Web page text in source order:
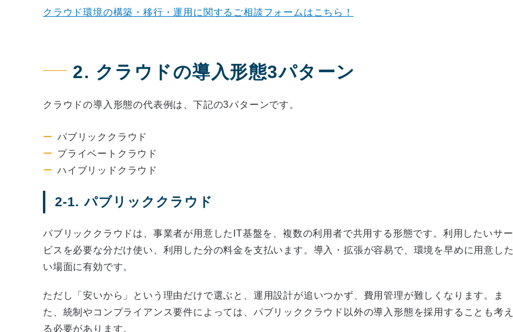
クラウド環境の構築・移行・運用に関するご相談フォームはこちら！
2. クラウドの導入形態3パターン
クラウドの導入形態の代表例は、下記の3パターンです。
パブリッククラウド
プライベートクラウド
ハイブリッドクラウド
2-1. パブリッククラウド
パブリッククラウドは、事業者が用意したIT基盤を、複数の利用者で共用する形態です。利用したいサー
ビスを必要な分だけ使い、利用した分の料金を支払います。導入・拡張が容易で、環境を早めに用意した
い場面に有効です。
ただし「安いから」という理由だけで選ぶと、運用設計が追いつかず、費用管理が難しくなります。ま
た、統制やコンプライアンス要件によっては、パブリッククラウド以外の導入形態を採用することも考え
る必要があります。